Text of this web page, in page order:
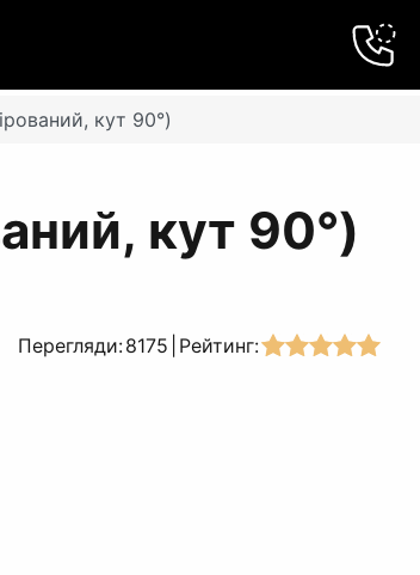
кут 90°)
кут 90°)
Перегляди:8175 Рейтинг: